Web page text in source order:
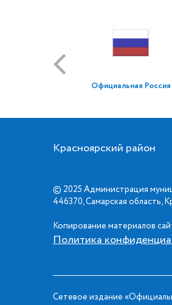
Официальная Россия
Красноярский район
© 2025 Администрация
446370, Самарская область,
Копирование материалов
Политика
Сетевое издание